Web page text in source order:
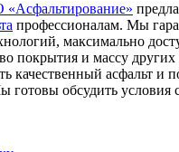
профессионалам. Мы
максимально
покрытия и массу
качественный асфальт и
готовы обсудить условия